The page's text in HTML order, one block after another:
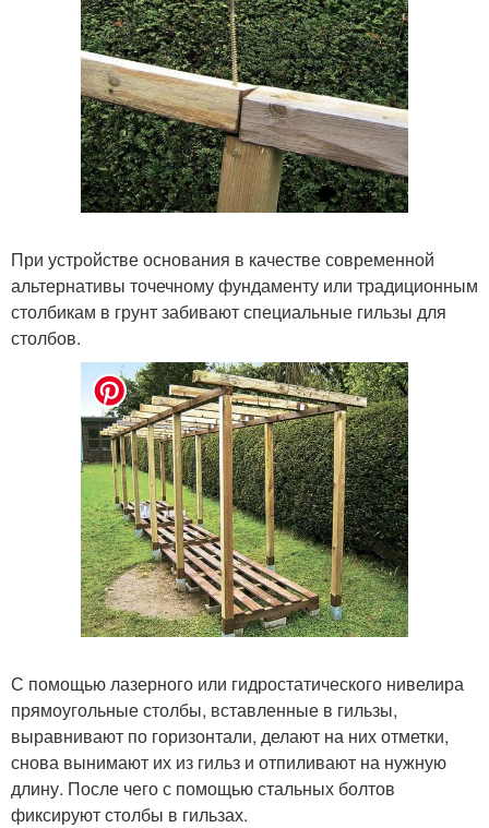
При устройстве основания в качестве современной
альтернативы точечному фундаменту или традиционным
столбикам в грунт забивают специальные гильзы для
столбов.
С помощью лазерного или гидростатического нивелира
прямоугольные столбы, вставленные в гильзы,
выравнивают по горизонтали, делают на них отметки,
снова вынимают их из гильз и отпиливают на нужную
длину. После чего с помощью стальных болтов
фиксируют столбы в гильзах.